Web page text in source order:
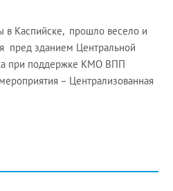
в Каспийске, прошло весело и
пред зданием Центральной
при поддержке КМО ВПП
– Централизованная